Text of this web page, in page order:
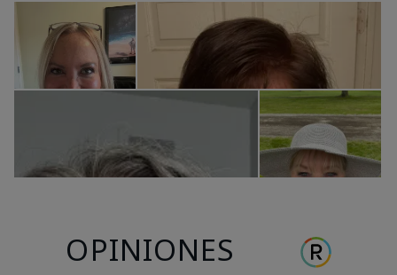
OPINIONES